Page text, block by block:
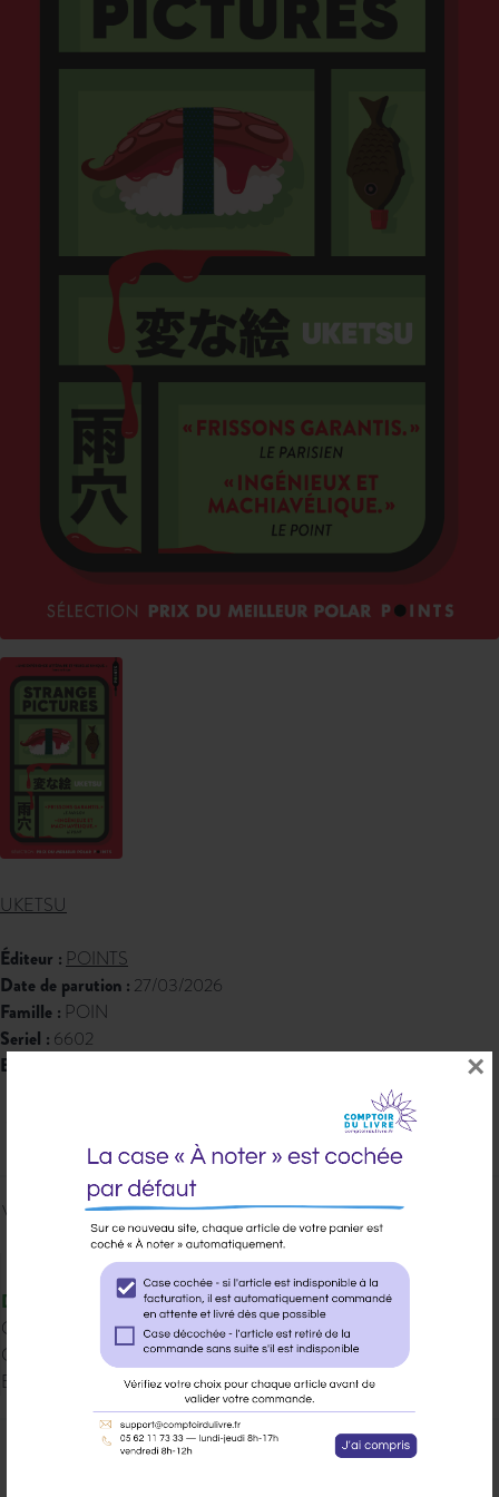
×
UKETSU
Éditeur : POINTS
Date de parution : 27/03/2026
Famille : POIN
Seriel : 6602
EAN 13 :
Veuillez vousconnecterpour ajouter
au panier cet article.
Disponible
Qté dispo en magasin : 0
Gisement : 01-805
Etat Dilicom : Disponible